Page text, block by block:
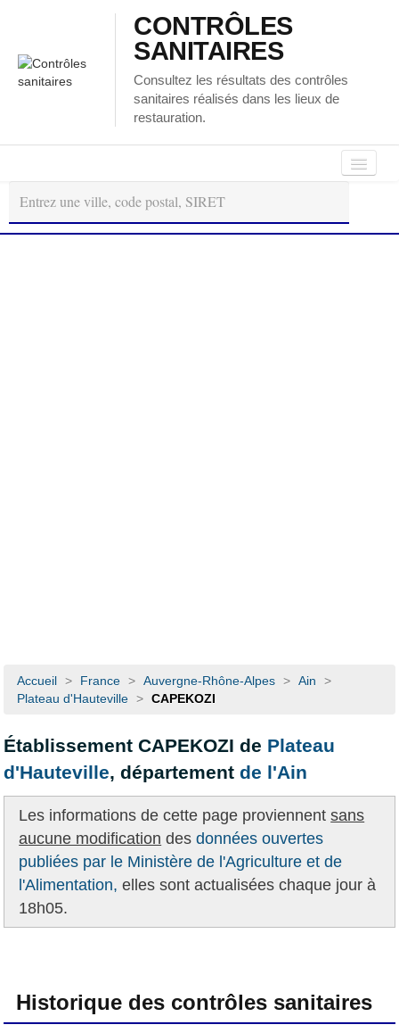
CONTRÔLES
SANITAIRES
Consultez les résultats des contrôles
sanitaires réalisés dans les lieux de
restauration.
Autour
de
moi
Régions
Accueil > France > Auvergne-Rhône-Alpes > Ain
>
Plateau d'Hauteville > CAPEKOZI
Établissement CAPEKOZI de Plateau
d'Hauteville, départementde l'Ain
Les informations de cette page proviennentsans
aucune modification desdonnées ouvertes
publiées par le Ministère de l'Agriculture et de
l'Alimentation, elles sont actualisées chaque jour à
18h05.
Historique des contrôles sanitaires